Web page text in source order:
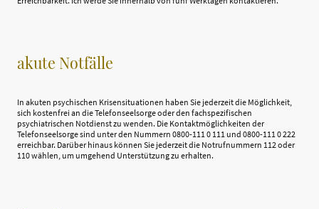
akute Notfälle
In akuten psychischen Krisensituationen haben Sie jederzeit die Möglichkeit,
sich kostenfrei an die Telefonseelsorge oder den fachspezifischen
psychiatrischen Notdienst zu wenden. Die Kontaktmöglichkeiten der
Telefonseelsorge sind unter den Nummern 0800-111 0 111 und 0800-111 0 222
erreichbar. Darüber hinaus können Sie jederzeit die Notrufnummern 112 oder
110 wählen, um umgehend Unterstützung zu erhalten.